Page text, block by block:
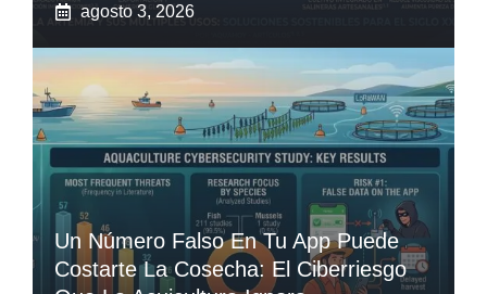
agosto 3, 2026
Un Número Falso En Tu App Puede
Costarte La Cosecha: El Ciberriesgo